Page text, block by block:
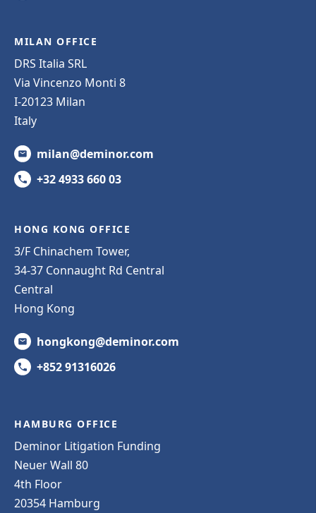
MILAN OFFICE
DRS Italia SRL
Via Vincenzo Monti 8
I-20123 Milan
Italy
milan@deminor.com
+32 4933 660 03
HONG KONG OFFICE
3/F Chinachem Tower,
34-37 Connaught Rd Central
Central
Hong Kong
hongkong@deminor.com
+852 91316026
HAMBURG OFFICE
Deminor Litigation Funding
Neuer Wall 80
4th Floor
20354 Hamburg